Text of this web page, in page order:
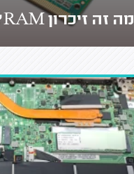
מה זה זיכרון RAM?